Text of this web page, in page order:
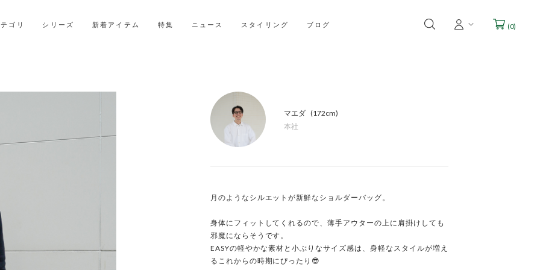
ゴリ
シリーズ 新着アイテム 特集 ニュース スタイリング ブログ (0)
マエダ
本社
172cm
月のようなシルエットが新鮮なショルダーバッグ。
身体にフィットしてくれるので、薄手アウターの上に肩掛けしても
邪魔にならそうです。
EASYの軽やかな素材と小ぶりなサイズ感は、身軽なスタイルが増え
るこれからの時期にぴったり😎